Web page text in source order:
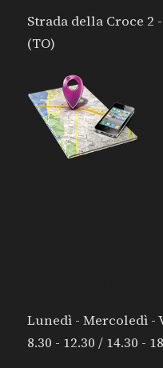
Strada della Croce 2
(TO)
Lunedì - Mercoledì -
8.30 - 12.30 / 14.30 -